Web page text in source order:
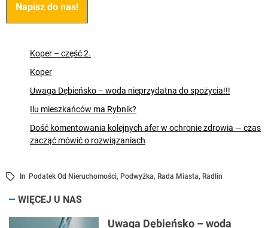
Napisz do nas!
Koper – część 2.
Koper
Uwaga Dębieńsko – woda nieprzydatna do spożycia!!!
Ilu mieszkańców ma Rybnik?
Dość komentowania kolejnych afer w ochronie zdrowia — czas
zacząć mówić o rozwiązaniach
In Podatek Od Nieruchomości, Podwyżka, Rada Miasta, Radlin
WIĘCEJ U NAS
Uwaga Dębieńsko – woda